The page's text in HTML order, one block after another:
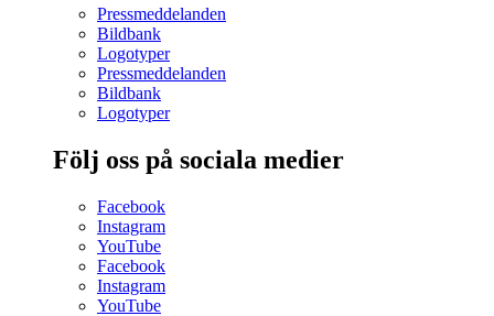
Pressmeddelanden
Bildbank
Logotyper
Pressmeddelanden
Bildbank
Logotyper
Följ oss på sociala medier
Facebook
Instagram
YouTube
Facebook
Instagram
YouTube